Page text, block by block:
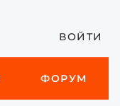
ВОЙТИ
ФОРУМ